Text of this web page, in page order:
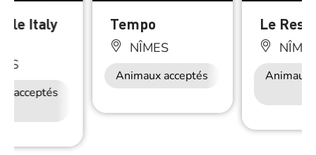
Italy
acceptés
Accès Internet
Wifi
Restauration
Tempo
NÎMES
Animaux acceptés Restauration
Le
Animaux